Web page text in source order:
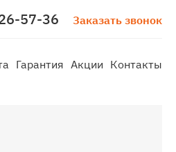
57-36 Заказать звонок
Гарантия Акции Контакты